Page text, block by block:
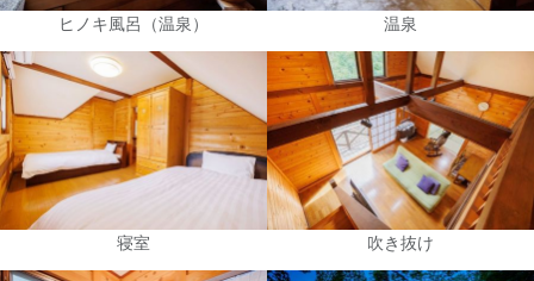
ヒノキ風呂（温泉） 温泉
寝室 吹き抜け